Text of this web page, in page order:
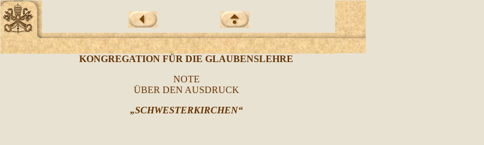
KONGREGATION FÜR DIE GLAUBENSLEHRE
NOTE
ÜBER DEN AUSDRUCK
„SCHWESTERKIRCHEN“